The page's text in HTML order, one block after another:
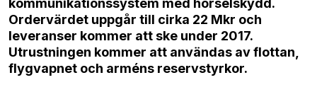
Ordervärdet uppgår till cirka 22 Mkr och
leveranser kommer att ske under 2017.
Utrustningen kommer att användas av flottan,
flygvapnet och arméns reservstyrkor.